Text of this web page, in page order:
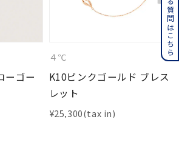
ーゴー
４℃
K10ピンクゴールド ブレス
レット
¥25,300